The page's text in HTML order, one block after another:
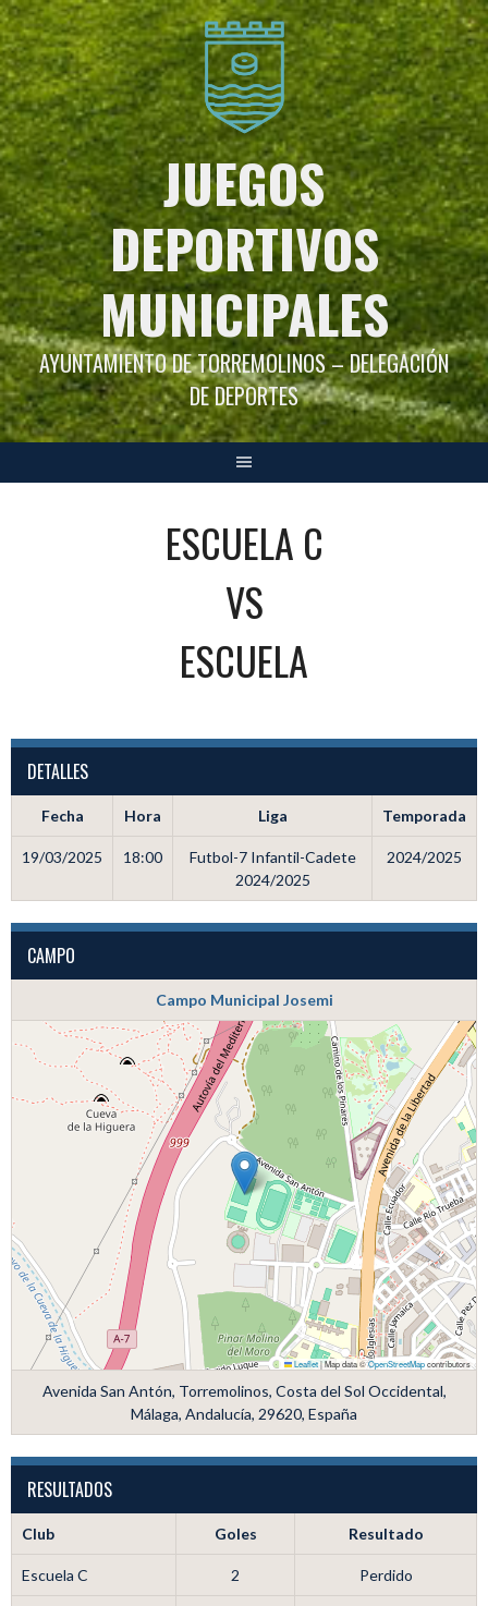
Saltar
al
contenido
JUEGOS
DEPORTIVOS
MUNICIPALES
AYUNTAMIENTO DE TORREMOLINOS – DELEGACIÓN
DE DEPORTES
ESCUELA C
VS
ESCUELA
DETALLES
Fecha Hora Liga Temporada
19/03/2025 18:00
Futbol-7 Infantil-Cadete
2024/2025
2024/2025
CAMPO
Campo Municipal Josemi
Leaflet|Map data ©OpenStreetMapcontributors
Avenida San Antón, Torremolinos, Costa del Sol Occidental,
Málaga, Andalucía, 29620, España
RESULTADOS
Club Goles Resultado
Escuela C 2 Perdido